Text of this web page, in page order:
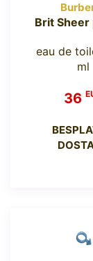
Brit Sheer
eau de
ml
36